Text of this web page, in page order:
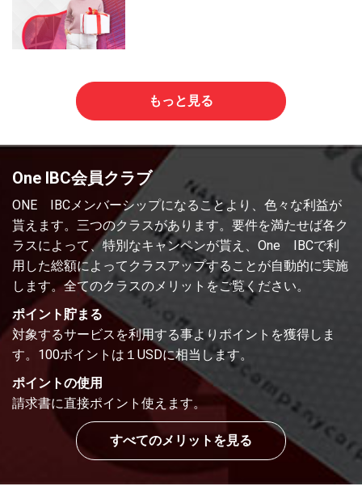
もっと見る
One IBC会員クラブ
ONE IBCメンバーシップになることより、色々な利益が
貰えます。三つのクラスがあります。要件を満たせば各ク
ラスによって、特別なキャンペンが貰え、One IBCで利
用した総額によってクラスアップすることが自動的に実施
します。全てのクラスのメリットをご覧ください。
ポイント貯まる
対象するサービスを利用する事よりポイントを獲得しま
す。100ポイントは１USDに相当します。
ポイントの使用
請求書に直接ポイント使えます。
すべてのメリットを見る